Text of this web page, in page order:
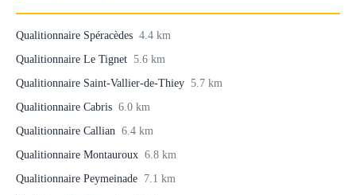
Qualitionnaire Spéracèdes 4.4 km
Qualitionnaire Le Tignet 5.6 km
Qualitionnaire Saint-Vallier-de-Thiey 5.7 km
Qualitionnaire Cabris 6.0 km
Qualitionnaire Callian 6.4 km
Qualitionnaire Montauroux 6.8 km
Qualitionnaire Peymeinade 7.1 km